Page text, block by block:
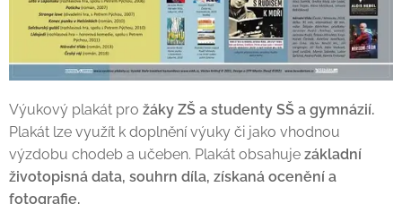
Výukový plakát pro žáky ZŠ a studenty SŠ a gymnázií.
Plakát lze využít k doplnění výuky či jako vhodnou
výzdobu chodeb a učeben. Plakát obsahuje základní
životopisná data, souhrn díla, získaná ocenění a
fotografie.